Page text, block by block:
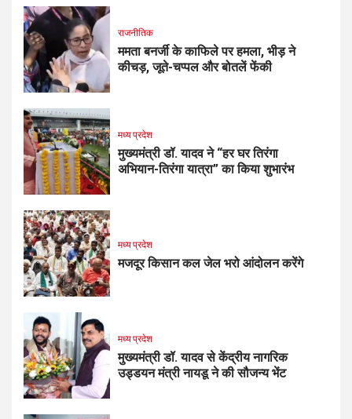
राजनीतिक
ममता बनर्जी के काफिले पर हमला, भीड़ ने
कीचड़, जूते-चप्पल और बोतलें फेंकी
मध्य प्रदेश
मुख्यमंत्री डॉ. यादव ने “हर घर तिरंगा
अभियान-तिरंगा यात्रा” का किया शुभारंभ
मध्य प्रदेश
मजदूर किसान कल जेल भरो आंदोलन करेंगे
मध्य प्रदेश
मुख्यमंत्री डॉ. यादव से केंद्रीय नागरिक
उड्डयन मंत्री नायडू ने की सौजन्य भेंट